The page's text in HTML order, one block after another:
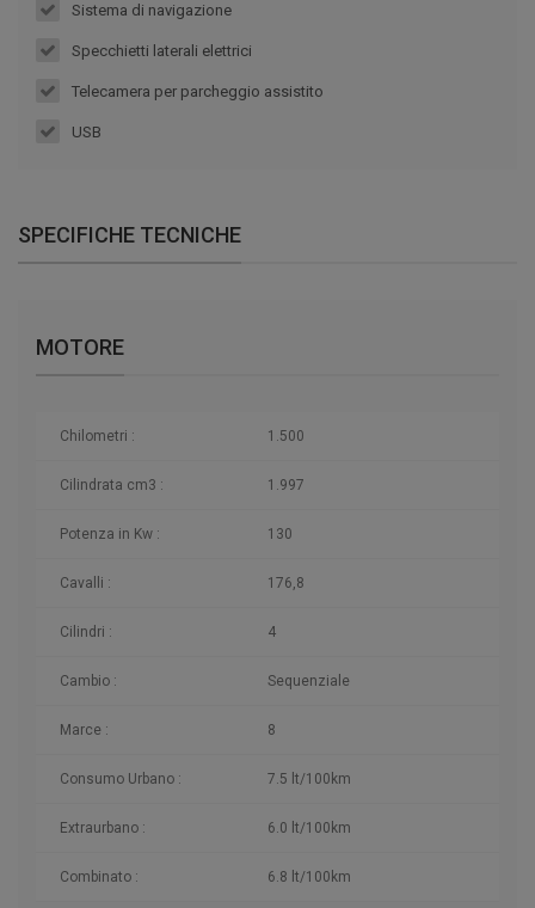
Sistema di navigazione
Specchietti laterali elettrici
Telecamera per parcheggio assistito
USB
SPECIFICHE TECNICHE
MOTORE
Chilometri : 1.500
Cilindrata cm3 : 1.997
Potenza in Kw : 130
Cavalli : 176,8
Cilindri : 4
Cambio : Sequenziale
Marce : 8
Consumo Urbano : 7.5 lt/100km
Extraurbano : 6.0 lt/100km
Combinato : 6.8 lt/100km